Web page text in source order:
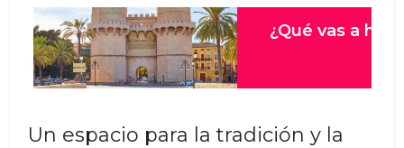
Un espacio para la tradición y la